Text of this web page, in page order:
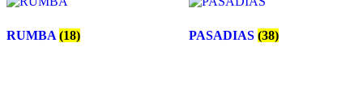
RUMBA (18) PASADIAS (38)